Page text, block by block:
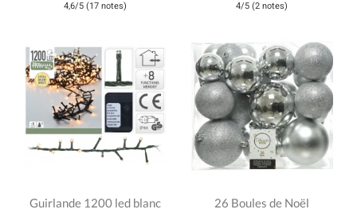
4,6/5 (17 notes) 4/5 (2 notes)
Guirlande 1200 led blanc
26 Boules de Noël